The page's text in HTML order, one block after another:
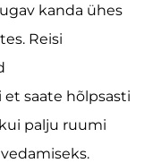
kanda ühes
Reisi
saate hõlpsasti
palju ruumi